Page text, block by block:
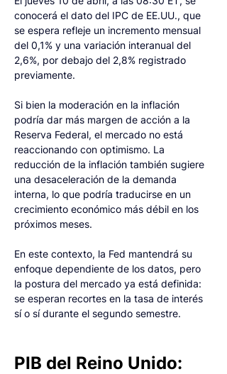
conocerá el dato del IPC de EE.UU., que
se espera refleje un incremento mensual
del 0,1% y una variación interanual del
2,6%, por debajo del 2,8% registrado
previamente.
Si bien la moderación en la inflación
podría dar más margen de acción a la
Reserva Federal, el mercado no está
reaccionando con optimismo. La
reducción de la inflación también sugiere
una desaceleración de la demanda
interna, lo que podría traducirse en un
crecimiento económico más débil en los
próximos meses.
En este contexto, la Fed mantendrá su
enfoque dependiente de los datos, pero
la postura del mercado ya está definida:
se esperan recortes en la tasa de interés
sí o sí durante el segundo semestre.
PIB del Reino Unido: